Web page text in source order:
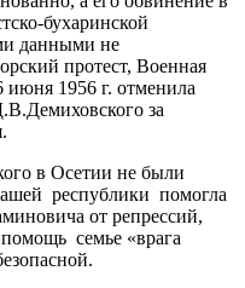
бухаринской
данными не
протест, Военная
1956 г. отменила
за
в Осетии не были
республики помогла
от репрессий,
семье «врага